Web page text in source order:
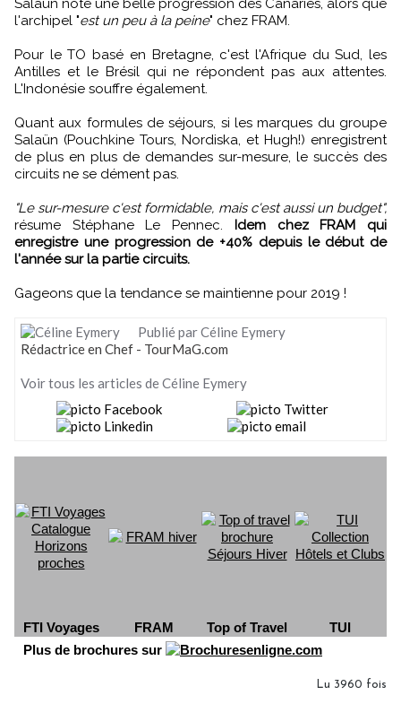
Salaün note une belle progression des Canaries, alors que
l'archipel "est un peu à la peine" chez FRAM.
Pour le TO basé en Bretagne, c'est l'Afrique du Sud, les
Antilles et le Brésil qui ne répondent pas aux attentes.
L'Indonésie souffre également.
Quant aux formules de séjours, si les marques du groupe
Salaün (Pouchkine Tours, Nordiska, et Hugh!) enregistrent
de plus en plus de demandes sur-mesure, le succès des
circuits ne se dément pas.
"Le sur-mesure c'est formidable, mais c'est aussi un budget",
résume Stéphane Le Pennec. Idem chez FRAM qui
enregistre une progression de +40% depuis le début de
l'année sur la partie circuits.
Gageons que la tendance se maintienne pour 2019 !
Publié par Céline Eymery
Rédactrice en Chef - TourMaG.com
Voir tous les articles de Céline Eymery
FTI Voyages FRAM Top of Travel
TUI
Plus de brochures sur
Lu 3960 fois